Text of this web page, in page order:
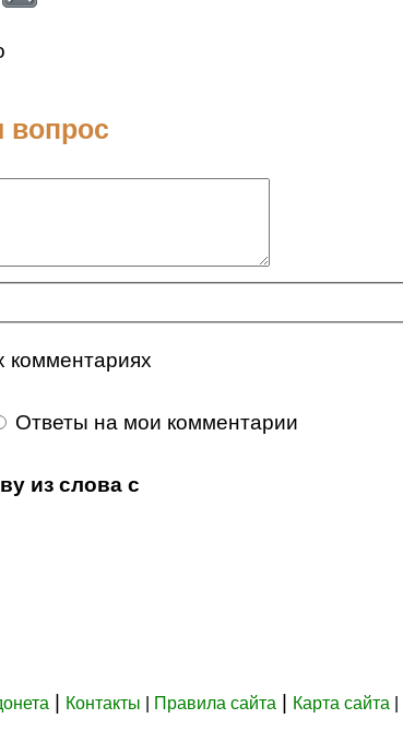
вопрос
комментариях
Ответы на мои комментарии
из слова с
| Контакты Правила сайта | Карта сайта